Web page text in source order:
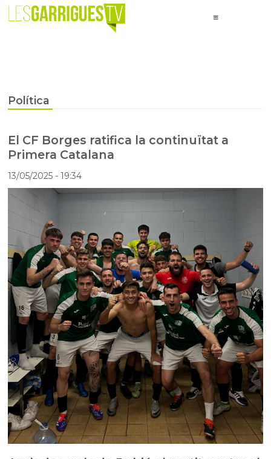
Política
El CF Borges ratifica la continuïtat a
Primera Catalana
13/05/2025- 19:34